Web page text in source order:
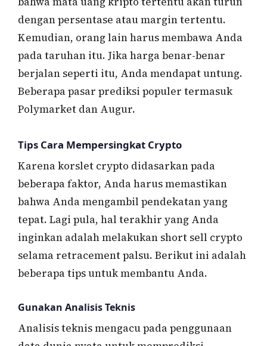
dengan persentase atau margin tertentu.
Kemudian, orang lain harus membawa Anda
pada taruhan itu. Jika harga benar-benar
berjalan seperti itu, Anda mendapat untung.
Beberapa pasar prediksi populer termasuk
Polymarket dan Augur.
Tips Cara Mempersingkat Crypto
Karena korslet crypto didasarkan pada
beberapa faktor, Anda harus memastikan
bahwa Anda mengambil pendekatan yang
tepat. Lagi pula, hal terakhir yang Anda
inginkan adalah melakukan short sell crypto
selama retracement palsu. Berikut ini adalah
beberapa tips untuk membantu Anda.
Gunakan Analisis Teknis
Analisis teknis mengacu pada penggunaan